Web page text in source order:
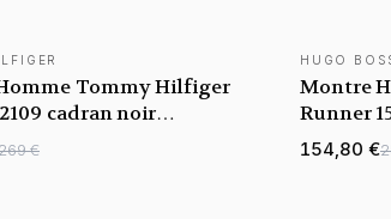
Tommy Hilfiger
cadran noir
€
HUGO
Montre
Runner
bracelet
154,80 €